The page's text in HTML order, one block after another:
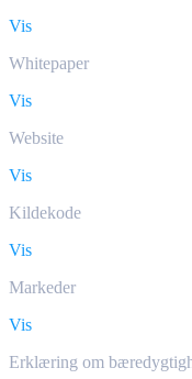
Vis
Whitepaper
Vis
Website
Vis
Kildekode
Vis
Markeder
Vis
Erklæring om